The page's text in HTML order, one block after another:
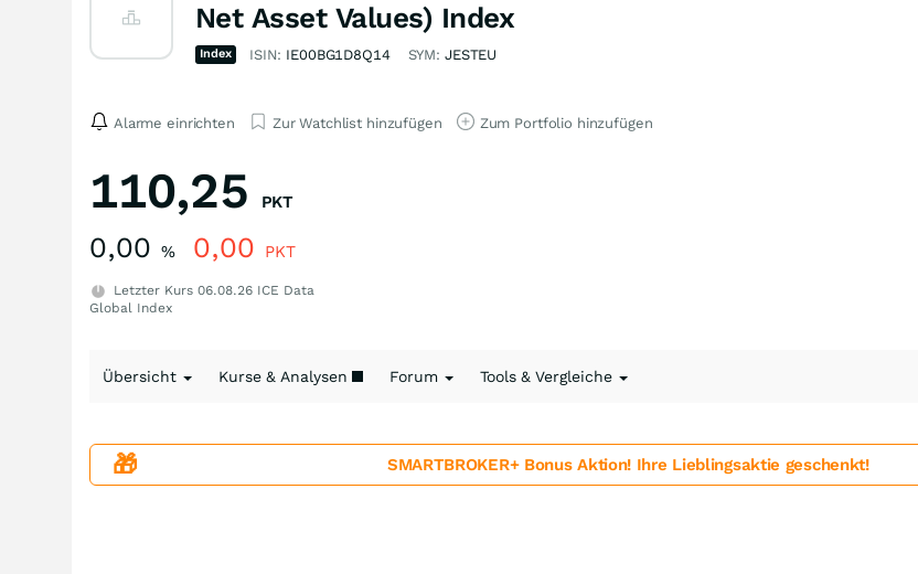
Net Asset Values) Index
Index ISIN: IE00BG1D8Q14 SYM: JESTEU
Alarme einrichten Zur Watchlist hinzufügen Zum Portfolio hinzufügen
110,25 PKT
0,00 % 0,00 PKT
Letzter Kurs 06.08.26 ICE Data
Global Index
Übersicht Kurse & Analysen Forum Tools & Vergleiche
🎁 SMARTBROKER+ Bonus Aktion! Ihre Lieblingsaktie geschenkt!